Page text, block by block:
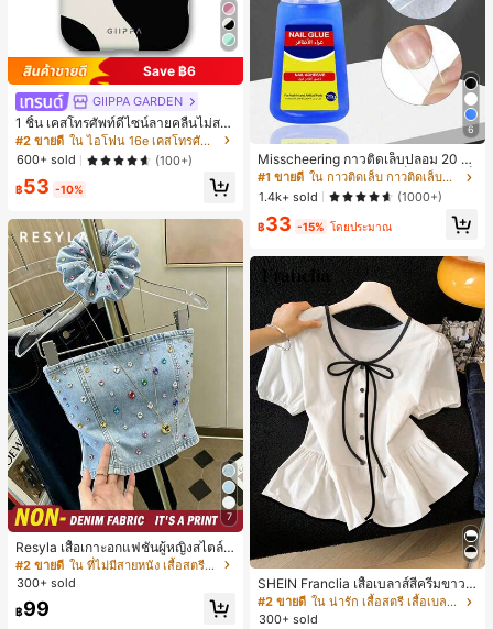
Save ฿6
GIIPPA GARDEN
1 ชิ้น เคสโทรศัพท์ดีไซน์ลายคลื่นไม่สม
มาตรสำหรับ Phone 17 Pro Max, เหม
าะสำหรับ Phone 16 Pro Max, 15 Pro
Max, 14 Pro Max, เคสโทรศัพท์สไตล์เ
กาหลีและน่าสนใจ, เข้ากันได้กับ 11/12/
13/14/15/16 Pro Max Plus, ดีไซน์หรู
ขวัญในอุดมคติสำหรับคริสต์มาส, วันว
าเลนไทน์, อีสเตอร์, ฤดูแต่งงานและวันเ
กิดสำหรับแฟนสาว
#2 ขายดี
ใน ไอโฟน 16e เคสโทรศัพท์แฟชั่น
600+ sold
(100+)
฿53 -10%
7
Resyla เสื้อเกาะอกแฟชั่นผู้หญิงสไตล์ซั
มเมอร์อเนกประสงค์ลายเดนิม แนะนำ
สำหรับงานหนัก ขายดี ตกแต่งเพชรสีสั
จำวัน
#2 ขายดี
ใน ที่ไม่มีสายหนัง เสื้อสตรี เสื้อเบลาส์ & Tee
300+ sold
฿99
6
Misscheering กาวติดเล็บปลอม 20 กรั
ม แรงยึดสูง เจลสติกเกอร์เล็บนุ่ม แห้งเร็
ว เหมาะสำหรับผู้เริ่มต้นทำเล็บ ติดทนน
าน
#1 ขายดี
ใน กาวติดเล็บ กาวติดเล็บและสารยึดติด
1.4k+ sold
(1000+)
฿33 -15% โดยประมาณ
SHEIN Franclia เสื้อเบลาส์สีครีมขาวนุ่
มนวล เอวรูด, แต่งขอบตัดกัน + โบว์ผูก,
แขนพอง จับคู่กับกระโปรงชายระบาย,
#2 ขายดี
ใน น่ารัก เสื้อสตรี เสื้อเบลาส์ & Tee
300+ sold